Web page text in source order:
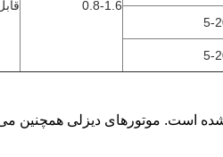
0.8-1.6
5-
5-
است. موتورهای دیزلی همچنین می